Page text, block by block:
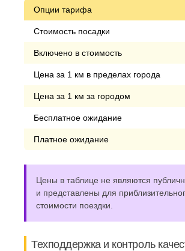
Опции тарифа
Стоимость посадки
Включено в стоимость
Цена за 1 км в пределах города
Цена за 1 км за городом
Бесплатное ожидание
Платное ожидание
Цены в таблице не являются
и представлены для
стоимости поездки.
Техподдержка и контроль